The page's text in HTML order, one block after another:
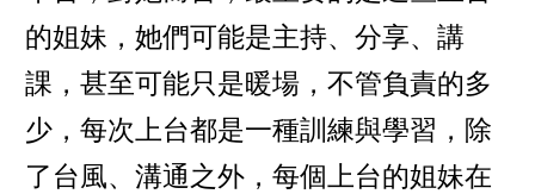
的姐妹，她們可能是主持、分享、講
課，甚至可能只是暖場，不管負責的多
少，每次上台都是一種訓練與學習，除
了台風、溝通之外，每個上台的姐妹在